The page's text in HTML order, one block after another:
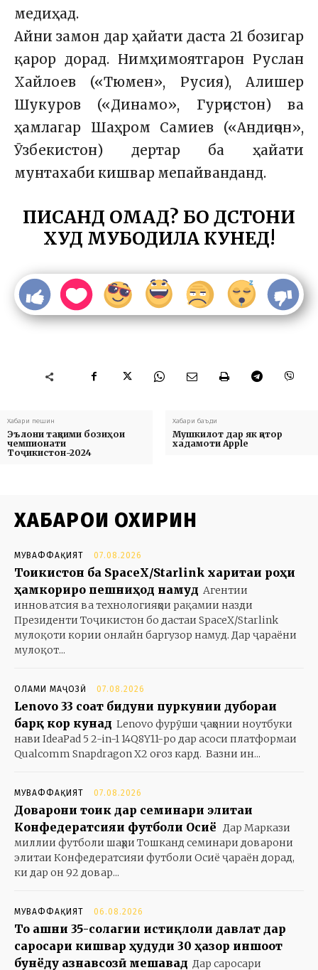
медиҳад.
Айни замон дар ҳайати даста 21 бозигар
қарор дорад. Нимҳимоятгарон Руслан
Хайлоев («Тюмен», Русия), Алишер
Шукуров («Динамо», Гурҷистон) ва
ҳамлагар Шаҳром Самиев («Андиҷон»,
Ӯзбекистон) дертар ба ҳайати
мунтахаби кишвар мепайванданд.
ПИСАНД ОМАД? БО ДӮСТОНИ
ХУД МУБОДИЛА КУНЕД!
Хабари пешин
Эълони тақвими бозиҳои
чемпионати
Тоҷикистон-2024
Хабари баъди
Мушкилот дар як қатор
хадамоти Apple
ХАБАРҲОИ ОХИРИН
МУВАФФАҚИЯТ 07.08.2026
Тоҷикистон ба SpaceX/Starlink харитаи роҳи
ҳамкориро пешниҳод намуд Агентии
инноватсия ва технологияҳои рақамии назди
Президенти Тоҷикистон бо дастаи SpaceX/Starlink
мулоқоти кории онлайн баргузор намуд. Дар ҷараёни
мулоқот...
ОЛАМИ МАҶОЗӢ 07.08.2026
Lenovo 33 соат бидуни пуркунии дубораи
барқ кор кунад Lenovo фурӯши ҷаҳонии ноутбуки
нави IdeaPad 5 2-in-1 14Q8Y11-ро дар асоси платформаи
Qualcomm Snapdragon X2 оғоз кард. Вазни ин...
МУВАФФАҚИЯТ 07.08.2026
Доварони тоҷик дар семинари элитаи
Конфедератсияи футболи Осиё Дар Маркази
миллии футболи шаҳри Тошканд семинари доварони
элитаи Конфедератсияи футболи Осиё ҷараён дорад,
ки дар он 92 довар...
МУВАФФАҚИЯТ 06.08.2026
То ҷашни 35-солагии истиқлоли давлат дар
саросари кишвар ҳудуди 30 ҳазор иншоот
бунёду азнавсозӣ мешавад Дар саросари